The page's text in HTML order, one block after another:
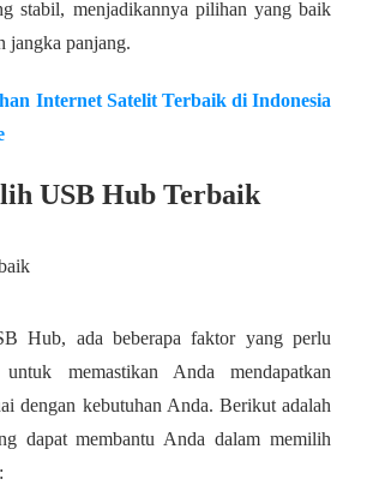
stabil, menjadikannya pilihan yang baik
jangka panjang.
Internet Satelit Terbaik di Indonesia
USB Hub Terbaik
Hub, ada beberapa faktor yang perlu
untuk memastikan Anda mendapatkan
dengan kebutuhan Anda. Berikut adalah
dapat membantu Anda dalam memilih